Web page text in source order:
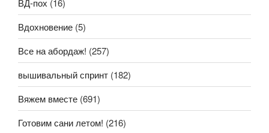
ВД-пох (16)
Вдохновение (5)
Все на абордаж! (257)
вышивальный спринт (182)
Вяжем вместе (691)
Готовим сани летом! (216)